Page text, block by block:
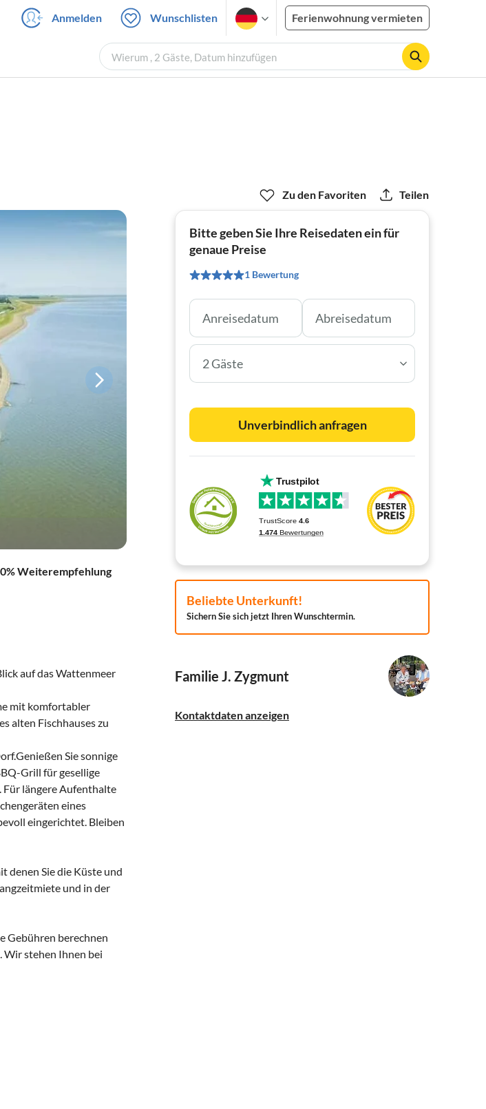
Anmelden Wunschlisten Ferienwohnung vermieten
Wierum , 2 Gäste, Datum hinzufügen
Weiterempfehlung
auf das Wattenmeer
mit komfortabler
alten Fischhauses zu
Sie sonnige
Grill für gesellige
Für längere Aufenthalte
eines
eingerichtet. Bleiben
denen Sie die Küste und
und in der
Gebühren berechnen
Wir stehen Ihnen bei
Zu den Favoriten Teilen
Bitte geben Sie Ihre Reisedaten ein für
genaue Preise
1 Bewertung
2 Gäste
Unverbindlich anfragen
Beliebte Unterkunft!
Sichern Sie sich jetzt Ihren Wunschtermin.
Familie J. Zygmunt
Kontaktdaten anzeigen